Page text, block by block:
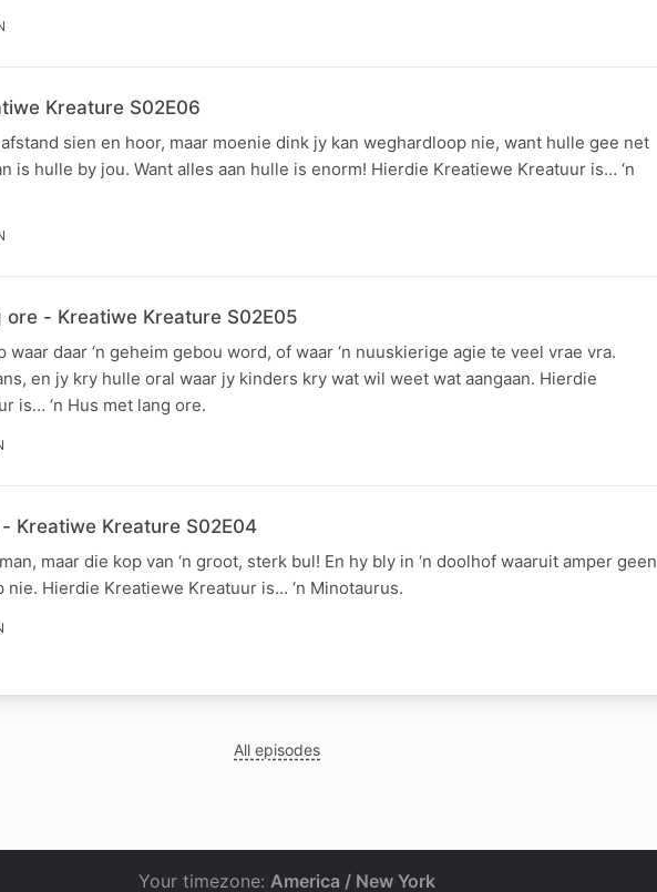
Kreature S02E06
afstand sien en hoor, maar moenie dink jy kan weghardloop nie, want hulle gee net
is hulle by jou. Want alles aan hulle is enorm! Hierdie Kreatiewe Kreatuur is… ‘n
ore - Kreatiwe Kreature S02E05
waar daar ‘n geheim gebou word, of waar ‘n nuuskierige agie te veel vrae vra.
en jy kry hulle oral waar jy kinders kry wat wil weet wat aangaan. Hierdie
is… ‘n Hus met lang ore.
Kreatiwe Kreature S02E04
man, maar die kop van ‘n groot, sterk bul! En hy bly in ‘n doolhof waaruit amper geen
nie. Hierdie Kreatiewe Kreatuur is… ‘n Minotaurus.
All episodes
Your timezone: America / New York